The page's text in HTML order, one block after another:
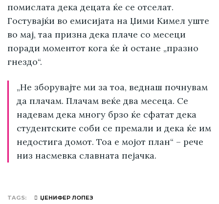
помислата дека децата ќе се отселат.
Гостувајќи во емисијата на Џими Кимел уште
во мај, таа призна дека плаче со месеци
поради моментот кога ќе ѝ остане „празно
гнездо“.
„Не зборувајте ми за тоа, веднаш почнувам
да плачам. Плачам веќе два месеца. Се
надевам дека многу брзо ќе сфатат дека
студентските соби се премали и дека ќе им
недостига домот. Тоа е мојот план“ – рече
низ насмевка славната пејачка.
TAGS ЏЕНИФЕР ЛОПЕЗ